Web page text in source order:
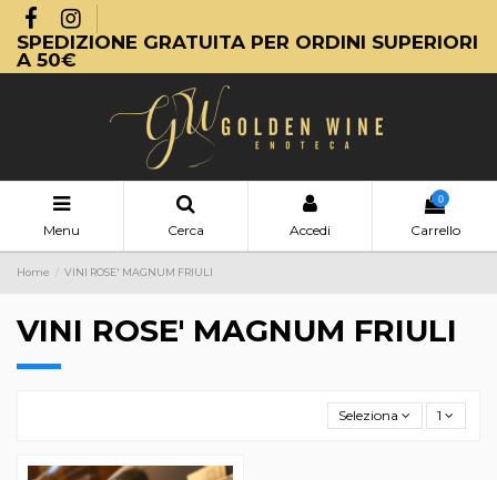
SPEDIZIONE GRATUITA PER ORDINI SUPERIORI
A 50€
Menu Cerca Accedi
0
Carrello
Home VINI ROSE' MAGNUM FRIULI
VINI ROSE' MAGNUM FRIULI
Seleziona 1